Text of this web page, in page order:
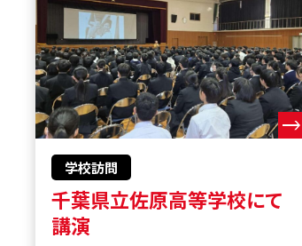
学校訪問
千葉県立佐原高等学校にて
講演